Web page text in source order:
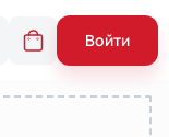
Войти
, чтобы увидеть